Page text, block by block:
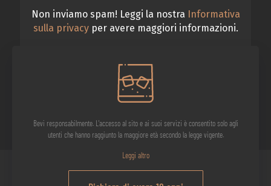
Non inviamo spam! Leggi la nostra
Informativa
sulla privacyper avere maggiori informazioni.
Bevi responsabilmente. L'accesso al sito e ai suoi servizi è consentito solo agli
utenti che hanno raggiunto la maggiore età secondo la legge vigente.
Leggi altro